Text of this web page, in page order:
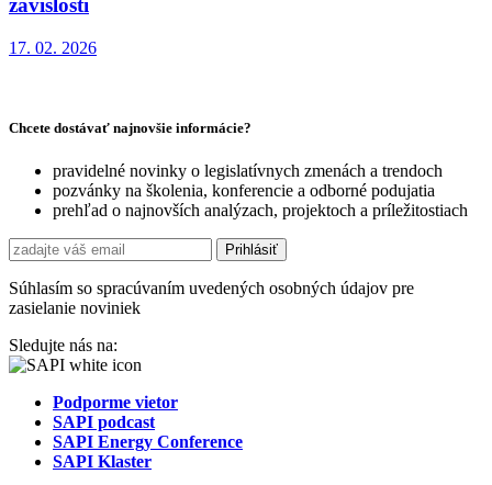
závislosti
17. 02. 2026
Chcete dostávať najnovšie informácie?
pravidelné novinky o legislatívnych zmenách a trendoch
pozvánky na školenia, konferencie a odborné podujatia
prehľad o najnovších analýzach, projektoch a príležitostiach
Súhlasím so spracúvaním uvedených osobných údajov pre
zasielanie noviniek
Sledujte nás na:
Podporme vietor
SAPI podcast
SAPI Energy Conference
SAPI Klaster